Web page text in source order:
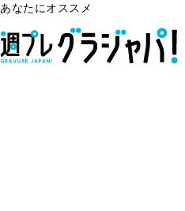
あなたにオススメ